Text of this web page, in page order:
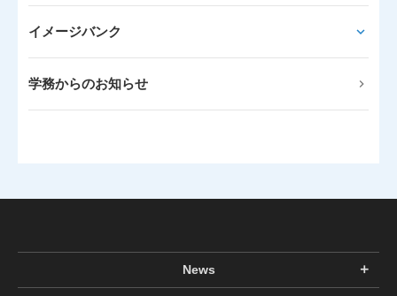
イメージバンク
学務からのお知らせ
News